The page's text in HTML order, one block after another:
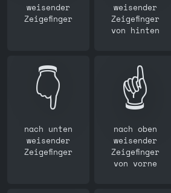
weisender
Zeigefinger
weisender
Zeigefinger
von hinten
👇️
nach unten
weisender
Zeigefinger
☝️
nach oben
weisender
Zeigefinger
von vorne